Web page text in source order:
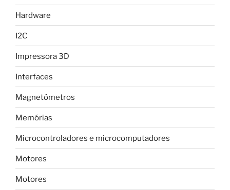
Hardware
I2C
Impressora 3D
Interfaces
Magnetómetros
Memórias
Microcontroladores e microcomputadores
Motores
Motores